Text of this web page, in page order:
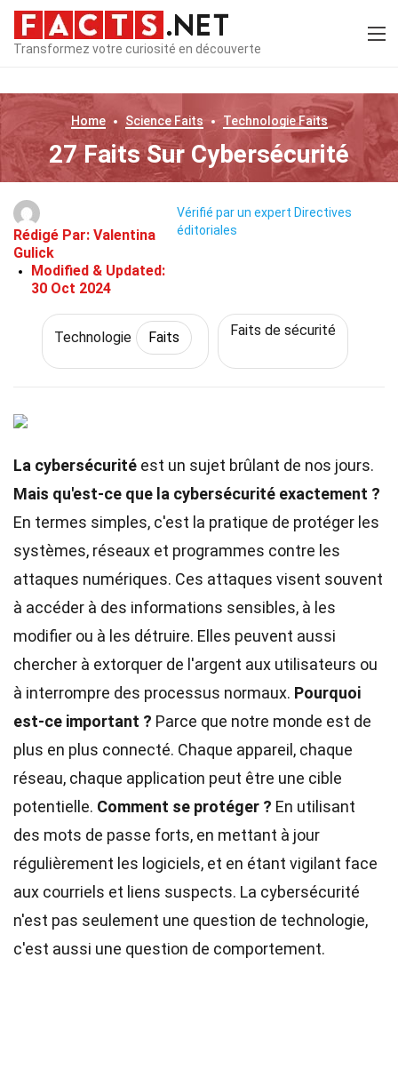
Transformez votre curiosité en découverte
Home ScienceFaits TechnologieFaits
27 Faits Sur Cybersécurité
Rédigé Par: Valentina
Gulick
Modified & Updated:
30 Oct 2024
Vérifié par un expert Directives
éditoriales
Technologie Faits Faits de sécurité
La cybersécurité est un sujet brûlant de nos jours.
Mais qu'est-ce que la cybersécurité exactement ?
En termes simples, c'est la pratique de protéger les
systèmes, réseaux et programmes contre les
attaques numériques. Ces attaques visent souvent
à accéder à des informations sensibles, à les
modifier ou à les détruire. Elles peuvent aussi
chercher à extorquer de l'argent aux utilisateurs ou
à interrompre des processus normaux. Pourquoi
est-ce important ? Parce que notre monde est de
plus en plus connecté. Chaque appareil, chaque
réseau, chaque application peut être une cible
potentielle. Comment se protéger ? En utilisant
des mots de passe forts, en mettant à jour
régulièrement les logiciels, et en étant vigilant face
aux courriels et liens suspects. La cybersécurité
n'est pas seulement une question de technologie,
c'est aussi une question de comportement.